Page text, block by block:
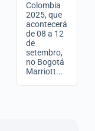
Colombia
2025, que
acontecerá
de 08 a 12
de
setembro,
no Bogotá
Marriott...